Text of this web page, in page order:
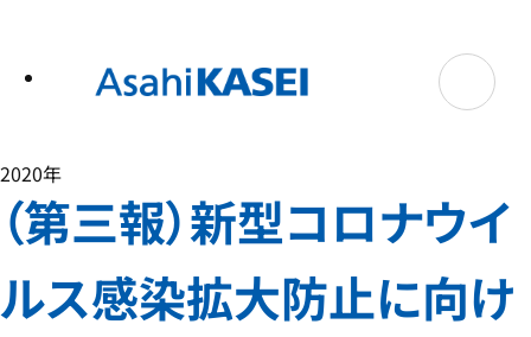
2020年
（第三報）新型コロナウイ
ルス感染拡大防止に向け